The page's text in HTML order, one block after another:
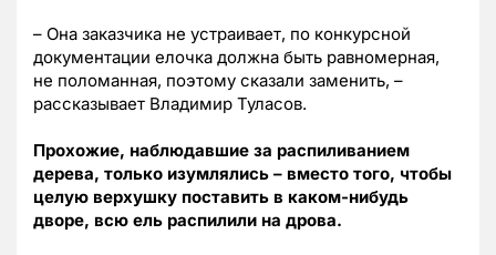
– Она заказчика не устраивает, по конкурсной
документации елочка должна быть равномерная,
не поломанная, поэтому сказали заменить, –
рассказывает Владимир Туласов.
Прохожие, наблюдавшие за распиливанием
дерева, только изумлялись – вместо того, чтобы
целую верхушку поставить в каком-нибудь
дворе, всю ель распилили на дрова.